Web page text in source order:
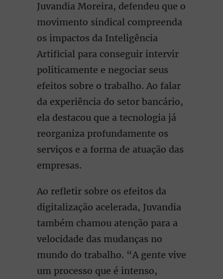
Juvandia Moreira, defendeu que o
movimento sindical compreenda
os impactos da Inteligência
Artificial para conseguir intervir
politicamente e negociar seus
efeitos sobre o trabalho. Ao falar
da experiência do setor bancário,
ela destacou que a tecnologia já
reorganiza profundamente os
serviços e a forma de atuação das
empresas.
Ao refletir sobre os efeitos da
digitalização acelerada, Juvandia
também chamou atenção para a
velocidade das mudanças no
mundo do trabalho. “A gente vive
um processo que é intenso,